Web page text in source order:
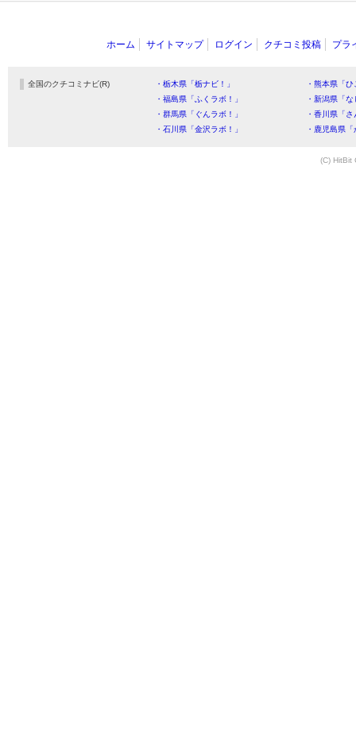
ホーム サイトマップ ログイン クチコミ投稿 プラ
全国のクチコミナビ(R) ・栃木県「栃ナビ！」
・熊本県「
・福島県「ふくラボ！」
・新潟県「
・群馬県「ぐんラボ！」
・香川県「
・石川県「金沢ラボ！」
・鹿児島県
(C) HitBit